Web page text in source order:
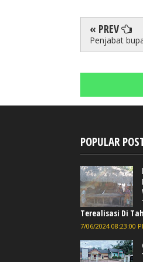
« PREV
Penjabat
POPULAR
Terealisasi Di
7/06/2024 08:23:00